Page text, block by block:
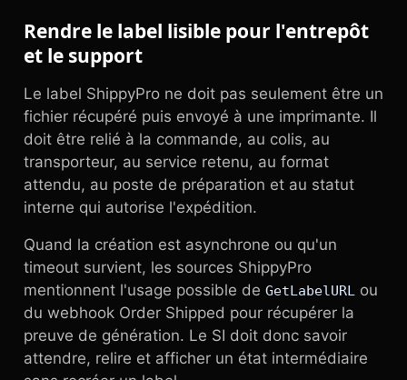
Rendre le label lisible pour l'entrepôt
et le support
Le label ShippyPro ne doit pas seulement être un
fichier récupéré puis envoyé à une imprimante. Il
doit être relié à la commande, au colis, au
transporteur, au service retenu, au format
attendu, au poste de préparation et au statut
interne qui autorise l'expédition.
Quand la création est asynchrone ou qu'un
timeout survient, les sources ShippyPro
mentionnent l'usage possible de GetLabelURL ou
du webhook Order Shipped pour récupérer la
preuve de génération. Le SI doit donc savoir
attendre, relire et afficher un état intermédiaire